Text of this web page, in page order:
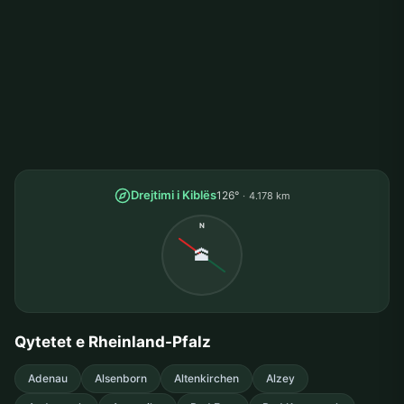
Drejtimi i Kiblës126° 4.178 km
N
🕋
Qytetet e Rheinland-Pfalz
Adenau Alsenborn Altenkirchen Alzey